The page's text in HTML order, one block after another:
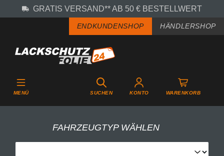
Zum Hauptinhalt springen
GRATIS VERSAND** AB 50 € BESTELLWERT
ENDKUNDENSHOP HÄNDLERSHOP
MENÜ SUCHEN KONTO WARENKORB
FAHRZEUGTYP WÄHLEN